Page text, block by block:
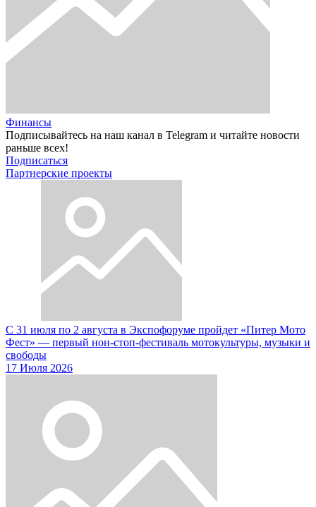
Финансы
Подписывайтесь на наш канал в Telegram и читайте новости
раньше всех!
Подписаться
Партнерские проекты
С 31 июля по 2 августа в Экспофоруме пройдет «Питер Мото
Фест» — первый нон-стоп-фестиваль мотокультуры, музыки и
свободы
17 Июля 2026